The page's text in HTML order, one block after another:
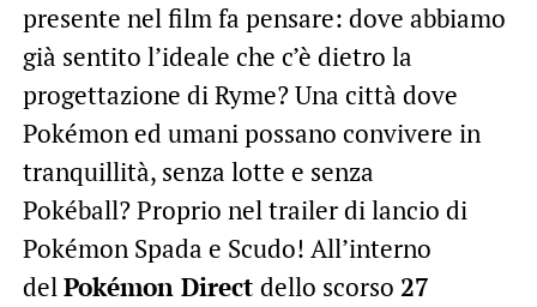
presente nel film fa pensare: dove abbiamo
già sentito l’ideale che c’è dietro la
progettazione di Ryme? Una città dove
Pokémon ed umani possano convivere in
tranquillità, senza lotte e senza
Pokéball? Proprio nel trailer di lancio di
Pokémon Spada e Scudo! All’interno
delPokémon Direct dello scorso 27